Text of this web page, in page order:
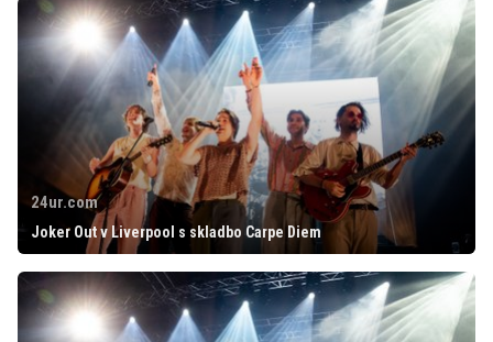
24ur.com
Joker Out v Liverpool s skladbo Carpe Diem